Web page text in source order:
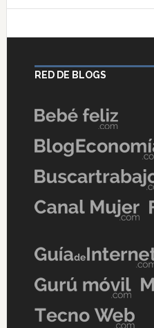
RED DE BLOGS